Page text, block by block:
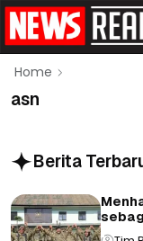
Home
asn
Berita